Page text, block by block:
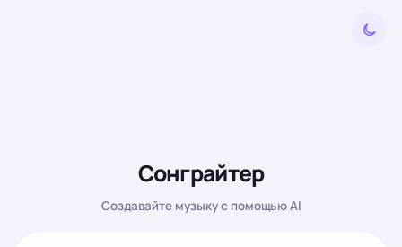
Сонграйтер
Создавайте музыку с помощью AI